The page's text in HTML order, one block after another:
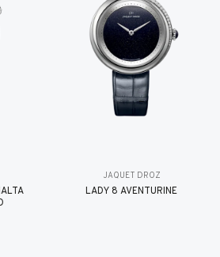
JAQUET DROZ
LADY 8 AVENTURINE